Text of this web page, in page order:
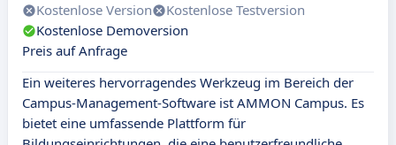
Kostenlose Version
Kostenlose Testversion
Kostenlose Demoversion
Preis auf Anfrage
Ein weiteres hervorragendes Werkzeug im Bereich der
Campus-Management-Software ist AMMON Campus. Es
bietet eine umfassende Plattform für